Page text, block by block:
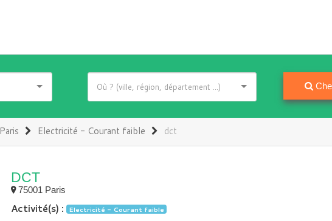
Paris Electricité - Courant faible dct
DCT
75001 Paris
Activité(s) : Electricité - Courant faible